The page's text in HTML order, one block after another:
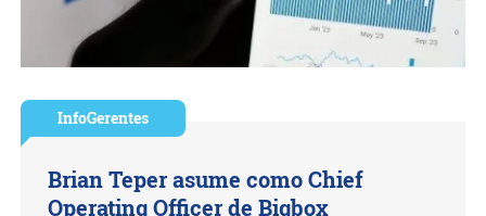
InfoGerentes
Brian Teper asume como Chief
Operating Officer de Bigbox